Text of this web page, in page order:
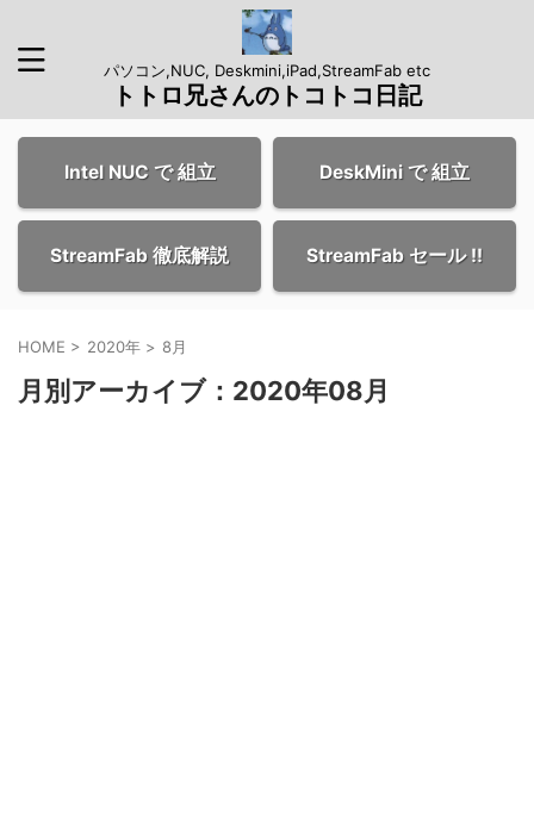
パソコン,NUC, Deskmini,iPad,StreamFab etc
トトロ兄さんのトコトコ日記
Intel NUC で 組立 DeskMini で 組立
StreamFab 徹底解説 StreamFab セール !!
HOME > 2020年 > 8月
月別アーカイブ：2020年08月